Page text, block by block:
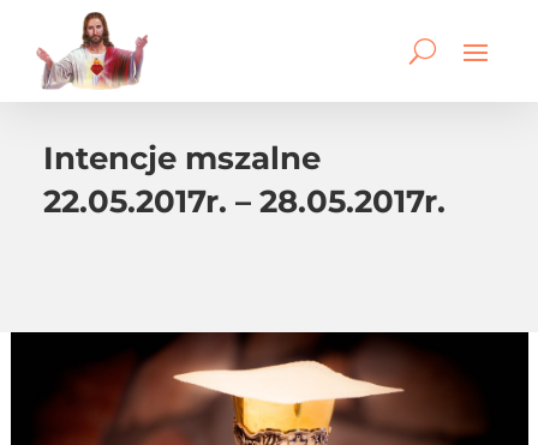
Intencje mszalne
22.05.2017r. – 28.05.2017r.